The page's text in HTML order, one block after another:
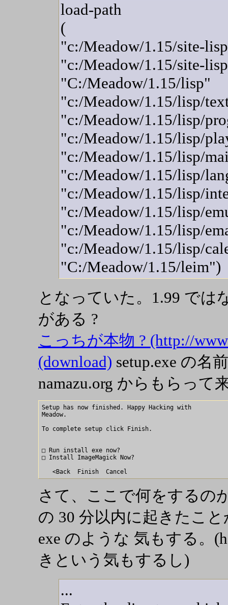
load-path
(
"c:/Meadow/1.15/site-
"c:/Meadow/1.15/site-
"C:/Meadow/1.15/lisp"
"c:/Meadow/1.15/lisp/
"c:/Meadow/1.15/lisp/
"c:/Meadow/1.15/lisp/
"c:/Meadow/1.15/lisp/
"c:/Meadow/1.15/lisp/
"c:/Meadow/1.15/lisp/
"c:/Meadow/1.15/lisp/
"c:/Meadow/1.15/lisp/
"c:/Meadow/1.15/lisp/
"C:/Meadow/1.15/leim")
となっていた。1.99 では
がある ?
こっちが本物 ? (http://
(download) setup.exe の名
namazu.org からもらって
Setup has now finished. Happy Hacking with
Meadow.
To complete setup click Finish.
□ Run install exe now?
□ Install ImageMagick Now?
さて、ここで何をするの
の 30 分以内に起きたこ
exe のような 気もする。
きという気もするし)
...